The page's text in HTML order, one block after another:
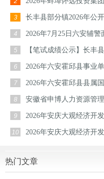
3 长丰县部分镇2026年公
4 2026年7月25日六安辅警
5 【笔试成绩公示】长丰
6 2026年六安霍邱县事业
7 2026年六安霍邱县县属
8 安徽省申博人力资源管
9 2026年安庆大观经济开
10 2026年安庆大观经济开
热门文章